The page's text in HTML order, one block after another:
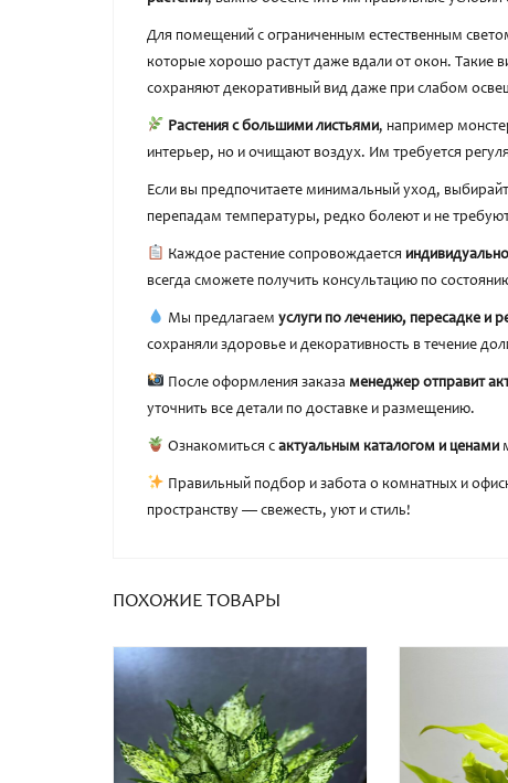
Для помещений с ограниченным естественным
которые хорошо растут даже вдали от окон. Такие
сохраняют декоративный вид даже при слабом
Растения с большими листьями, например
интерьер, но и очищают воздух. Им требуется
Если вы предпочитаете минимальный уход,
перепадам температуры, редко болеют и не
Каждое растение сопровождается
всегда сможете получить консультацию по
Мы предлагаем услуги по лечению, пересадке и
сохраняли здоровье и декоративность в течение
После оформления заказа менеджер отправит
уточнить все детали по доставке и размещению.
Ознакомиться с актуальным каталогом и ценами
Правильный подбор и забота о комнатных и
пространству — свежесть, уют и стиль!
ПОХОЖИЕ ТОВАРЫ